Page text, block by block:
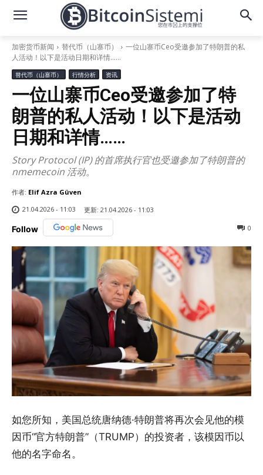
加密货币新闻 替代币（山寨币）
一位山寨币Ceo受邀参加了特朗普的私
人活动！以下是活动日期和详情……
替代币（山寨币） 行情分析 资讯
一位山寨币Ceo受邀参加了特
朗普的私人活动！以下是活动
日期和详情……
Story Protocol (IP) 的首席执行官也受邀参加了特朗普的
nmemecoin 活动。
作者: Elif Azra Güven
21.04.2026 - 11:03
更新: 21.04.2026 - 11:03
Follow 0
如您所知，美国总统唐纳德·特朗普将再次会见他的模
因币“官方特朗普”（TRUMP）的投资者，该模因币以
他的名字命名。